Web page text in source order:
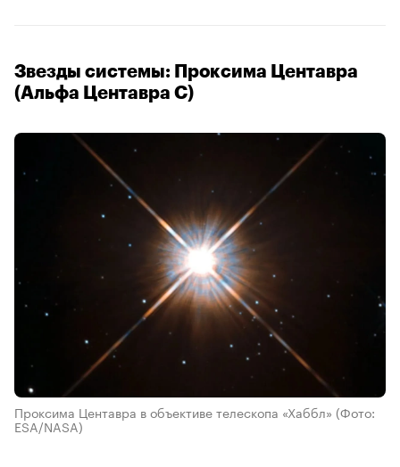
Звезды системы: Проксима Центавра
(Альфа Центавра C)
Проксима Центавра в объективе телескопа «Хаббл» (Фото:
ESA/NASA)